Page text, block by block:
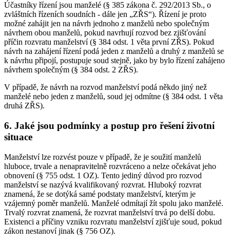
Účastníky řízení jsou manželé (§ 385 zákona č. 292/2013 Sb., o
zvláštních řízeních soudních - dále jen „ZŘS“). Řízení je proto
možné zahájit jen na návrh jednoho z manželů nebo společným
návrhem obou manželů, pokud navrhují rozvod bez zjišťování
příčin rozvratu manželství (§ 384 odst. 1 věta první ZŘS). Pokud
návrh na zahájení řízení podá jeden z manželů a druhý z manželů se
k návrhu připojí, postupuje soud stejně, jako by bylo řízení zahájeno
návrhem společným (§ 384 odst. 2 ZŘS).
V případě, že návrh na rozvod manželství podá někdo jiný než
manželé nebo jeden z manželů, soud jej odmítne (§ 384 odst. 1 věta
druhá ZŘS).
6. Jaké jsou podmínky a postup pro řešení životní
situace
Manželství lze rozvést pouze v případě, že je soužití manželů
hluboce, trvale a nenapravitelně rozvráceno a nelze očekávat jeho
obnovení (§ 755 odst. 1 OZ). Tento jediný důvod pro rozvod
manželství se nazývá kvalifikovaný rozvrat. Hluboký rozvrat
znamená, že se dotýká samé podstaty manželství, kterým je
vzájemný poměr manželů. Manželé odmítají žít spolu jako manželé.
Trvalý rozvrat znamená, že rozvrat manželství trvá po delší dobu.
Existenci a příčiny vzniku rozvratu manželství zjišťuje soud, pokud
zákon nestanoví jinak (§ 756 OZ).